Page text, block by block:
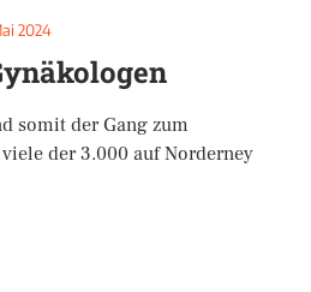
2024
somit der Gang zum
der 3.000 auf Norderney